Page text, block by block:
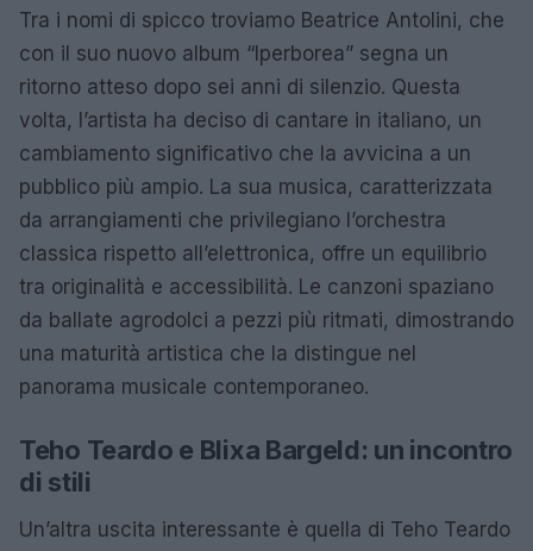
Tra i nomi di spicco troviamo Beatrice Antolini, che
con il suo nuovo album “Iperborea” segna un
ritorno atteso dopo sei anni di silenzio. Questa
volta, l’artista ha deciso di cantare in italiano, un
cambiamento significativo che la avvicina a un
pubblico più ampio. La sua musica, caratterizzata
da arrangiamenti che privilegiano l’orchestra
classica rispetto all’elettronica, offre un equilibrio
tra originalità e accessibilità. Le canzoni spaziano
da ballate agrodolci a pezzi più ritmati, dimostrando
una maturità artistica che la distingue nel
panorama musicale contemporaneo.
Teho Teardo e Blixa Bargeld: un incontro
di stili
Un’altra uscita interessante è quella di Teho Teardo